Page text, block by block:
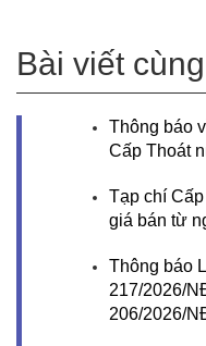
Bài viết
Thông báo
Cấp Thoát
Tạp chí
giá bán từ
Thông báo
217/2026/
206/2026/